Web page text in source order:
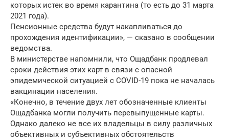
которых истек во время карантина (то есть до 31 марта
2021 года).
Пенсионные средства будут накапливаться до
прохождения идентификации», — сказано в сообщении
ведомства.
В министерстве напомнили, что Ощадбанк продлевал
сроки действия этих карт в связи с опасной
эпидемической ситуацией с COVID-19 пока не началась
вакцинации населения.
«Конечно, в течение двух лет обозначенные клиенты
Ощадбанка могли получить перевыпущенные карты.
Однако далеко не все их владельцы в силу различных
объективных и субъективных обстоятельств